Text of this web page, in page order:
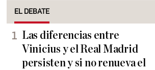
EL DEBATE
Las diferencias entre
Vinicius y el Real Madrid
persisten y si no renueva el